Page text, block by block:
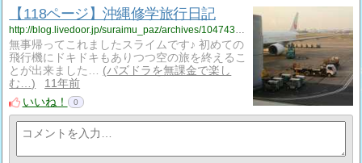
【118ページ】沖縄修学旅行日記
http://blog.livedoor.jp/suraimu_paz/archives/1047430747.html
無事帰ってこれましたスライムです♪ 初めての
飛行機にドキドキもありつつ空の旅を終えるこ
とが出来ました…
パズドラを無課金で楽し
む…
11年前
いいね！
0